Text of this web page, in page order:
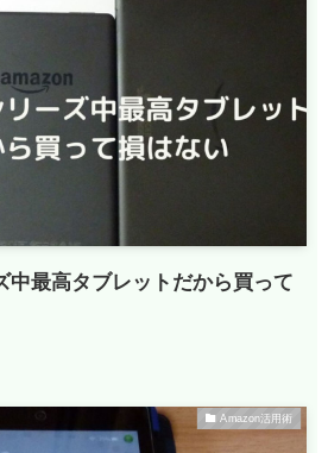
中最高タブレットだから買って
Amazon活用術